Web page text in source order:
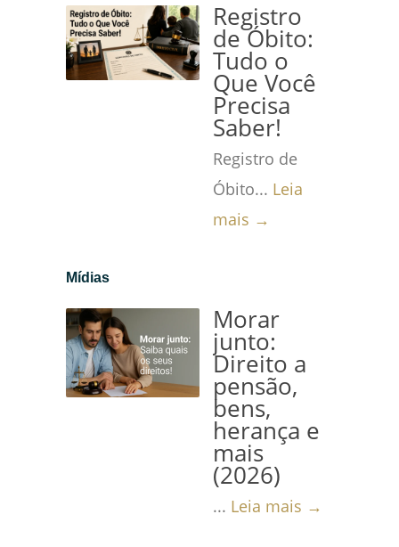
Registro
de Óbito:
Tudo o
Que Você
Precisa
Saber!
Registro de
Óbito... Leia
mais →
Mídias
Morar
junto:
Direito a
pensão,
bens,
herança e
mais
(2026)
... Leia mais →